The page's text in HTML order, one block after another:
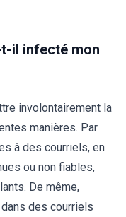
il infecté mon
involontairement la
manières. Par
à des courriels, en
ou non fiables,
De même,
des courriels